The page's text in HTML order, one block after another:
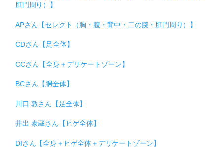
肛門周り）】
APさん【セレクト（胸・腹・背中・二の腕・肛門周り）】
CDさん【足全体】
CCさん【全身＋デリケートゾーン】
BCさん【胴全体】
川口 敦さん【足全体】
井出 泰蔵さん【ヒゲ全体】
DIさん【全身＋ヒゲ全体＋デリケートゾーン】